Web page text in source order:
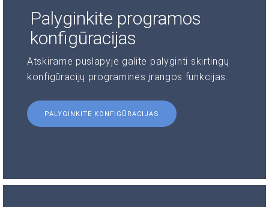
Palyginkite programos
konfigūracijas
Atskirame puslapyje galite palyginti skirtingų
konfigūracijų programinės įrangos funkcijas.
PALYGINKITE KONFIGŪRACIJAS